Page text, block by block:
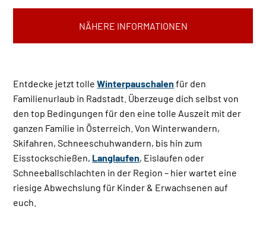
NÄHERE INFORMATIONEN
Entdecke jetzt tolleWinterpauschalen für den
Familienurlaub in Radstadt. Überzeuge dich selbst von
den top Bedingungen für den eine tolle Auszeit mit der
ganzen Familie in Österreich. Von Winterwandern,
Skifahren, Schneeschuhwandern, bis hin zum
Eisstockschießen, Langlaufen, Eislaufen oder
Schneeballschlachten in der Region – hier wartet eine
riesige Abwechslung für Kinder & Erwachsenen auf
euch.